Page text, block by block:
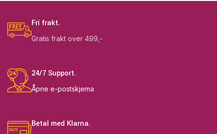
Fri frakt.
Gratis frakt over 499,-
24/7 Support.
Åpne e-postskjema
Betal med Klarna.